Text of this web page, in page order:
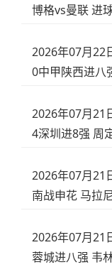
博格vs曼联 进
2026年07月22
0中甲陕西进八
2026年07月21
4深圳进8强 周
2026年07月21
南战申花 马拉
2026年07月21
蓉城进八强 韦